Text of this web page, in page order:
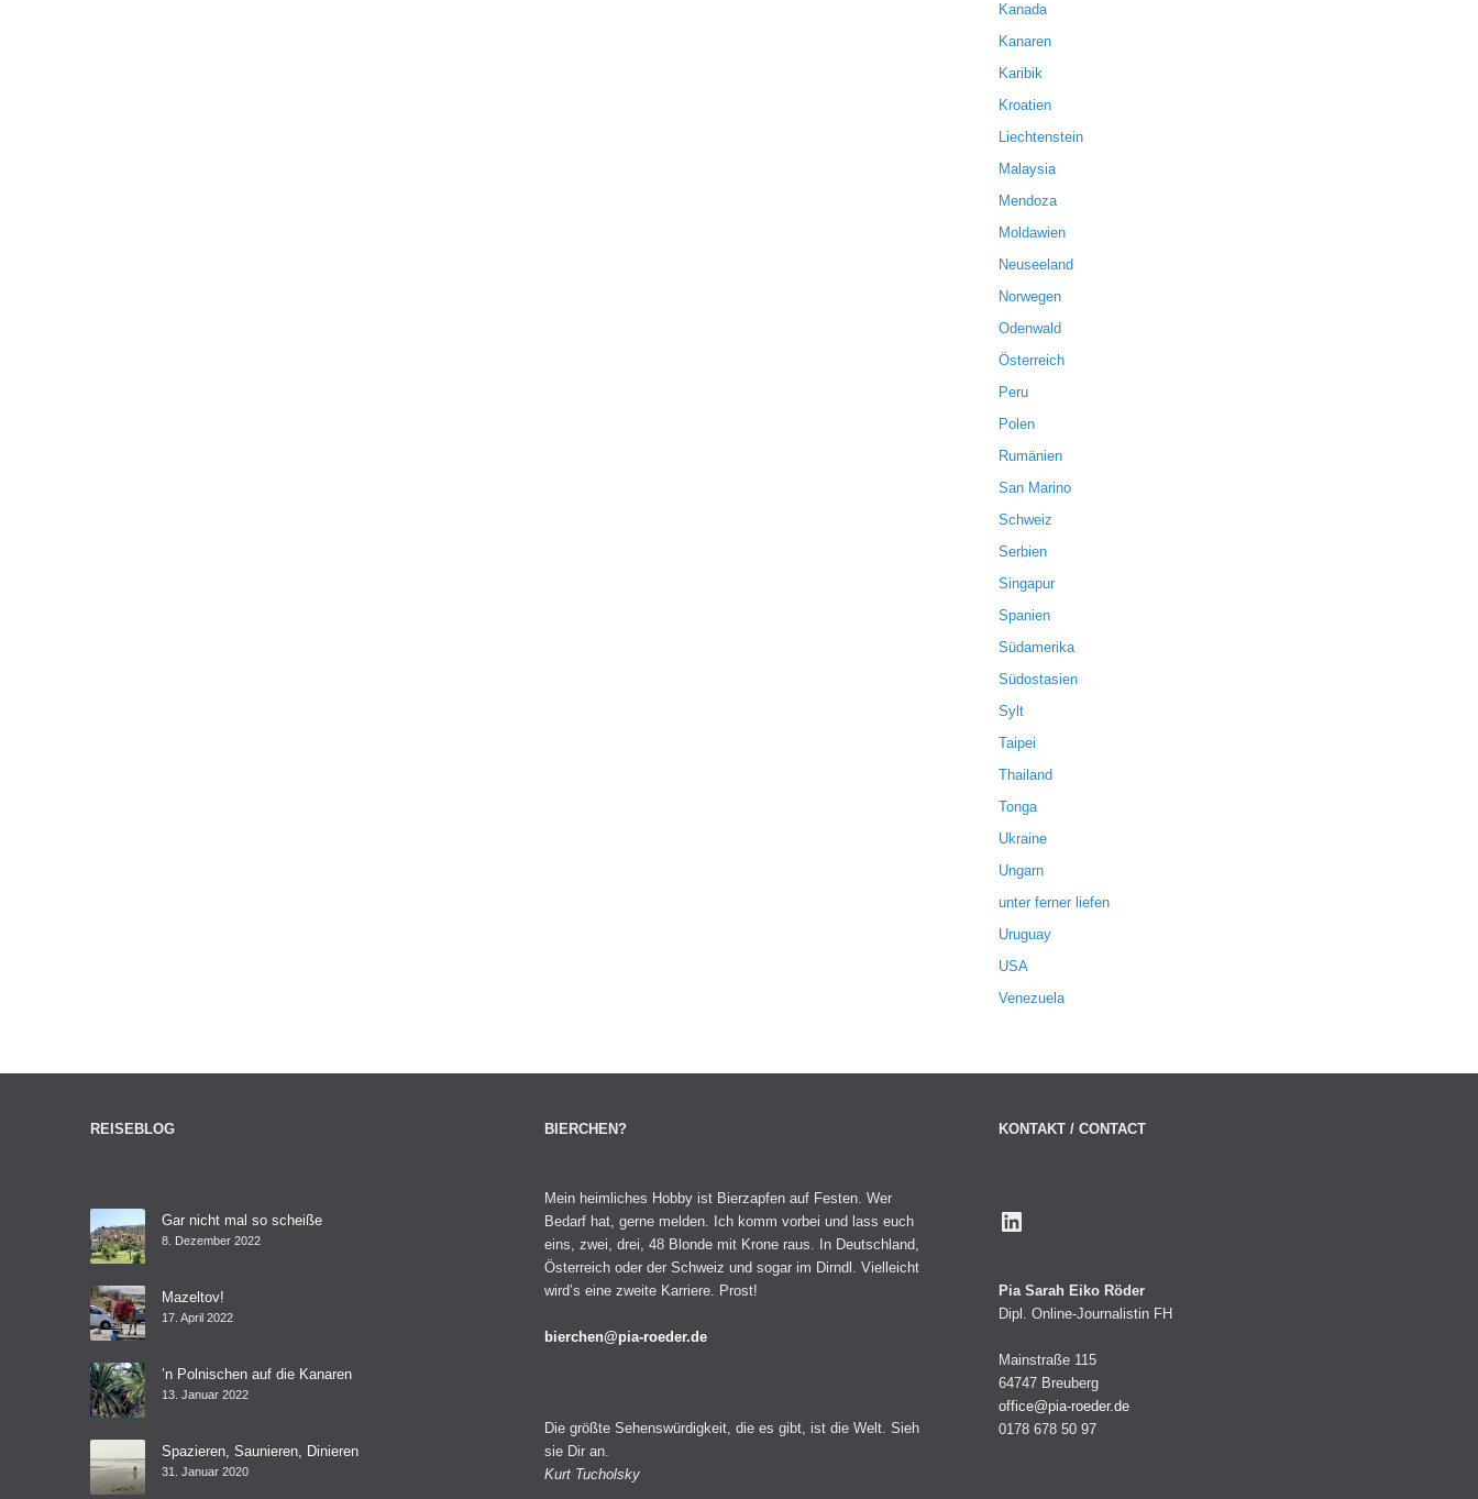
Kanada
Kanaren
Karibik
Kroatien
Liechtenstein
Malaysia
Mendoza
Moldawien
Neuseeland
Norwegen
Odenwald
Österreich
Peru
Polen
Rumänien
San Marino
Schweiz
Serbien
Singapur
Spanien
Südamerika
Südostasien
Sylt
Taipei
Thailand
Tonga
Ukraine
Ungarn
unter ferner liefen
Uruguay
USA
Venezuela
REISEBLOG
Gar nicht mal so scheiße
8. Dezember 2022
Mazeltov!
17. April 2022
’n Polnischen auf die Kanaren
13. Januar 2022
Spazieren, Saunieren, Dinieren
31. Januar 2020
BIERCHEN?
Mein heimliches Hobby ist Bierzapfen auf Festen. Wer
Bedarf hat, gerne melden. Ich komm vorbei und lass euch
eins, zwei, drei, 48 Blonde mit Krone raus. In Deutschland,
Österreich oder der Schweiz und sogar im Dirndl. Vielleicht
wird’s eine zweite Karriere. Prost!
bierchen@pia-roeder.de
Die größte Sehenswürdigkeit, die es gibt, ist die Welt. Sieh
sie Dir an.
Kurt Tucholsky
KONTAKT / CONTACT
LinkedIn
Pia Sarah Eiko Röder
Dipl. Online-Journalistin FH
Mainstraße 115
64747 Breuberg
office@pia-roeder.de
0178 678 50 97